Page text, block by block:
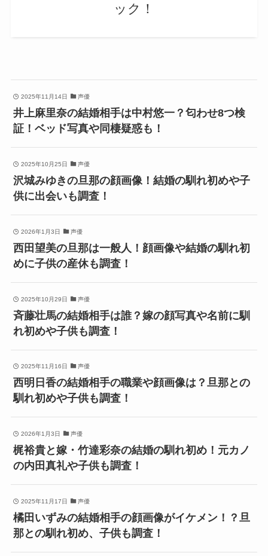
ック！
2025年11月14日 声優
井上麻里奈の結婚相手は中村悠一？匂わせ8つ検
証！ベッド写真や同棲疑惑も！
2025年10月25日 声優
沢城みゆきの旦那の顔画像！結婚の馴れ初めや子
供に出会いも調査！
2026年1月3日 声優
西田望美の旦那は一般人！顔画像や結婚の馴れ初
めに子供の産休も調査！
2025年10月29日 声優
斉藤壮馬の結婚相手は誰？嫁の顔写真や名前に馴
れ初めや子供も調査！
2025年11月16日 声優
西明日香の結婚相手の職業や顔画像は？旦那との
馴れ初めや子供も調査！
2026年1月3日 声優
梶裕貴と嫁・竹達彩奈の結婚の馴れ初め！元カノ
の内田真礼や子供も調査！
2025年11月17日 声優
橘田いずみの結婚相手の顔画像がイケメン！？旦
那との馴れ初め、子供も調査！